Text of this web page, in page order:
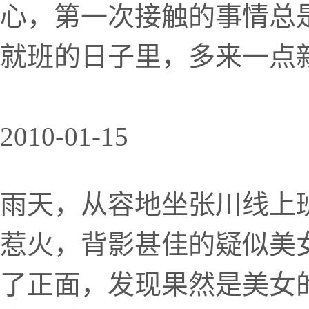
心，第一次接触的事情
就班的日子里，多来一点
2010-01-15
雨天，从容地坐张川线
惹火，背影甚佳的疑似美
了正面，发现果然是美